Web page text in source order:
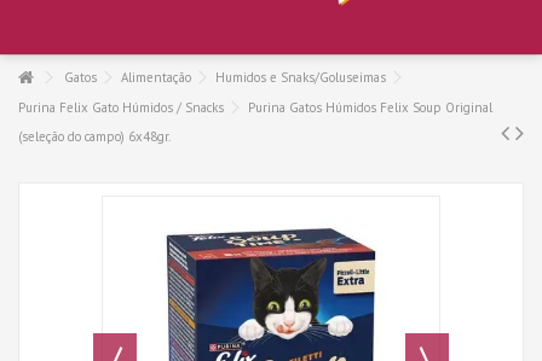
Gatos Alimentação
Humidos e Snaks/Goluseimas
Purina Felix Gato Húmidos / Snacks
Purina Gatos Húmidos Felix Soup Original
(seleção do campo) 6x48gr.